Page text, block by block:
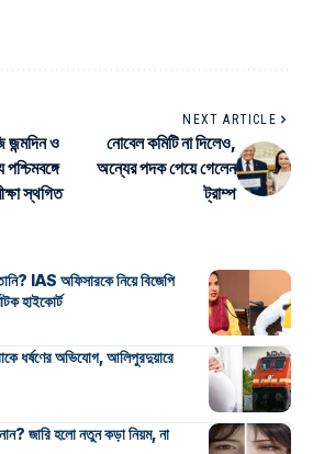
জন্মদিন ও
স্থগিত
NEXT ARTICLE
নোবেল কমিটি না দিলেও,
অন্যের পদক পেয়ে গেলেন
ট্রাম্প
IAS অফিসারকে নিয়ে বিজেপি
হাইকোর্ট
ধর্ষণের অভিযোগ, আলিপুরদুয়ারে
জারি হলো নতুন কড়া নিয়ম, না